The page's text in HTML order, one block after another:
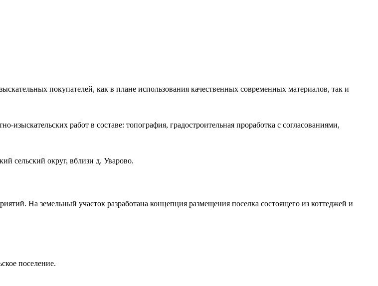
покупателей, как в плане использования качественных современных материалов, так и
работ в составе: топография, градостроительная проработка с согласованиями,
сельский округ, вблизи д. Уварово.
На земельный участок разработана концепция размещения поселка состоящего из коттеджей и
поселение.